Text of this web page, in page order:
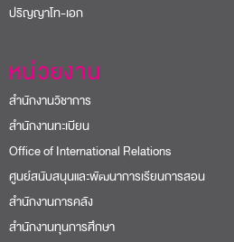
ปริญญาโท-เอก
หน่วยงาน
สำนักงานวิชาการ
สำนักงานทะเบียน
Office of International Relations
ศูนย์สนับสนุนและพัฒนาการเรียนการสอน
สำนักงานการคลัง
สำนักงานทุนการศึกษา